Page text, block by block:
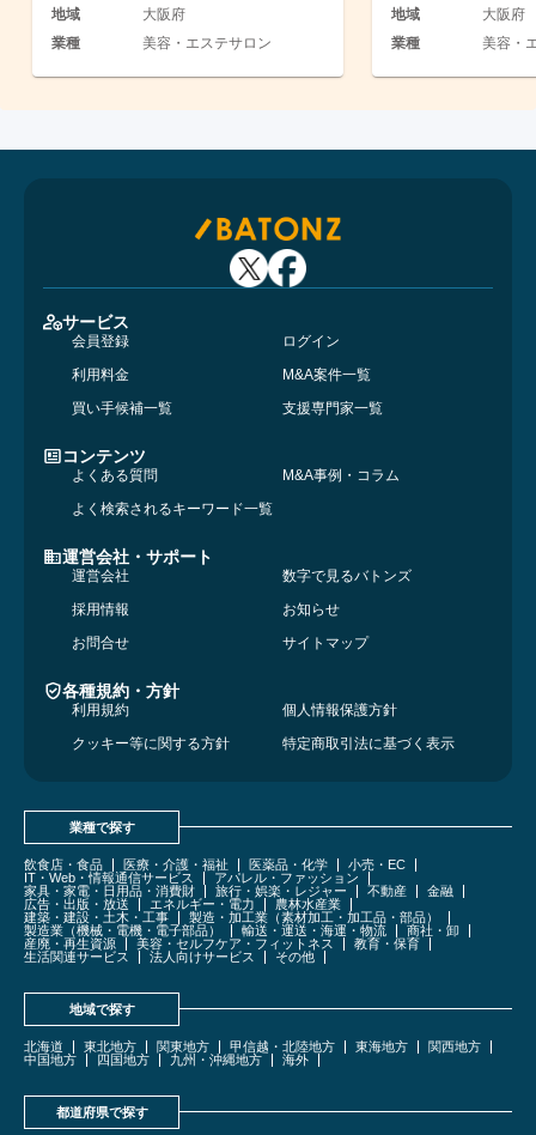
地域
大阪府
業種
美容・エステサロン
地域
大阪府
業種
美容・
サービス
会員登録
ログイン
利用料金
M&A案件一覧
買い手候補一覧
支援専門家一覧
コンテンツ
よくある質問
M&A事例・コラム
よく検索されるキーワード一覧
運営会社・サポート
運営会社
数字で見るバトンズ
採用情報
お知らせ
お問合せ
サイトマップ
各種規約・方針
利用規約
個人情報保護方針
クッキー等に関する方針
特定商取引法に基づく表示
業種で探す
飲食店・食品 医療・介護・福祉 医薬品・化学
小売・EC
IT・Web・情報通信サービス
アパレル・ファッション
家具・家電・日用品・消費財
旅行・娯楽・レジャー 不動産
金融
広告・出版・放送
エネルギー・電力
農林水産業
建築・建設・土木・工事
製造・加工業（素材加工・加工品・部品）
製造業（機械・電機・電子部品）
輸送・運送・海運・物流
商社・卸
産廃・再生資源
美容・セルフケア・フィットネス
教育・保育
生活関連サービス
法人向けサービス その他
地域で探す
北海道 東北地方 関東地方 甲信越・北陸地方 東海地方
関西地方
中国地方
四国地方 九州・沖縄地方 海外
都道府県で探す